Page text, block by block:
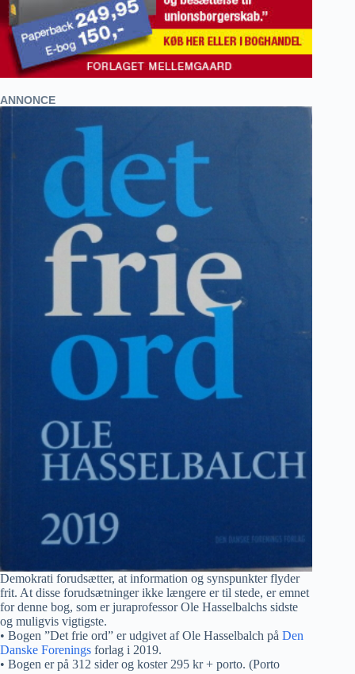
ANNONCE
Demokrati forudsætter, at information og synspunkter flyder
frit. At disse forudsætninger ikke længere er til stede, er emnet
for denne bog, som er juraprofessor Ole Hasselbalchs sidste
og muligvis vigtigste.
• Bogen ”Det frie ord” er udgivet af Ole Hasselbalch på Den
Danske Forenings forlag i 2019.
• Bogen er på 312 sider og koster 295 kr + porto. (Porto